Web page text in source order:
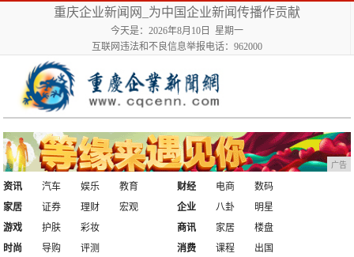
重庆企业新闻网_为中国企业新闻传播作贡献
今天是：2026年8月10日 星期一
互联网违法和不良信息举报电话：962000
广告
资讯 汽车 娱乐
教育
家居
证券 理财 宏观
财经 电商
数码
企业
八卦
明星
游戏
护肤
彩妆
时尚
导购 评测
商讯 家居
楼盘
消费
课程
出国